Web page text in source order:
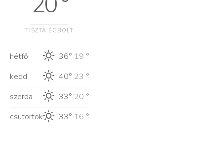
TISZTA ÉGBOLT
hétfő 36° 19 °
kedd
40° 23 °
szerda
33° 20 °
csütörtök
33° 16 °